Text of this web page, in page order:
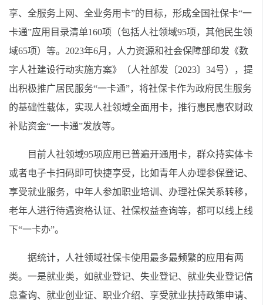
享、全服务上网、全业务用卡”的目标，形成全国社保卡“一
卡通”应用目录清单160项（包括人社领域95项，其他民生领
域65项）等。2023年6月，人力资源和社会保障部印发《数
字人社建设行动实施方案》（人社部发〔2023〕34号），提
出积极推广居民服务“一卡通”，将社保卡作为政府民生服务
的基础性载体，实现人社领域全面用卡，推行惠民惠农财政
补贴资金“一卡通”发放等。
目前人社领域95项应用已普遍开通用卡，群众持实体卡
或者电子卡扫码即可快捷享受，比如青年人办理参保登记、
享受就业服务，中年人参加职业培训、办理社保关系转移，
老年人进行待遇资格认证、社保权益查询等，都可以线上线
下“一卡办”。
据统计，人社领域社保卡使用最多最频繁的应用有两
类。一是就业类，如就业登记、失业登记、就业失业登记信
息查询、就业创业证、职业介绍、享受就业扶持政策申请、